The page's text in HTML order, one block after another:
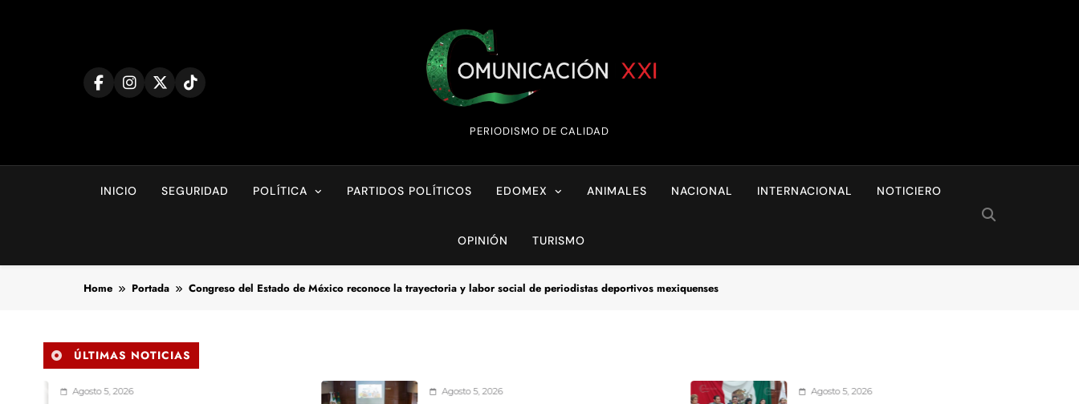
Comunicación XXI
PERIODISMO DE CALIDAD
INICIO SEGURIDAD POLÍTICA PARTIDOS POLÍTICOS EDOMEX ANIMALES NACIONAL INTERNACIONAL NOTICIERO
OPINIÓN TURISMO
Home Portada Congreso del Estado de México reconoce la trayectoria y labor social de periodistas deportivos mexiquenses
ÚLTIMAS NOTICIAS
Agosto 5, 2026 Agosto 5, 2026